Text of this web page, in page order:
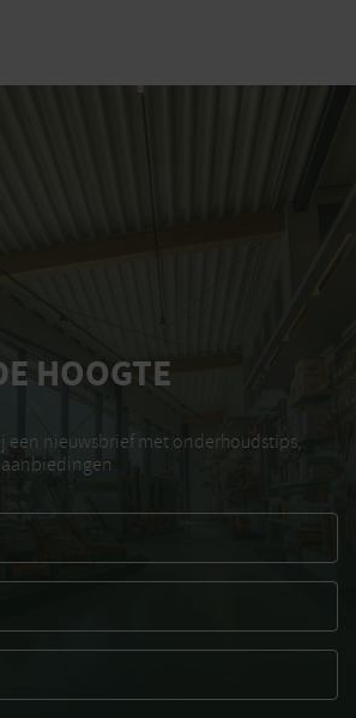
HOOGTE
een nieuwsbrief met onderhoudstips,